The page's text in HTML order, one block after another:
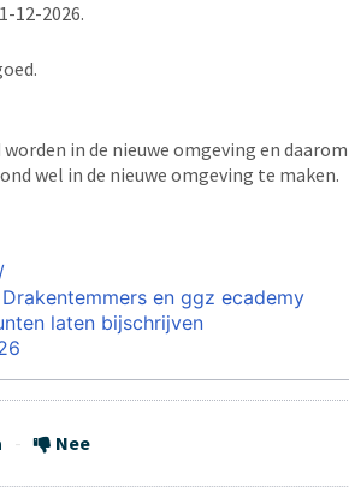
12-2026.
in de nieuwe omgeving en
wel in de nieuwe omgeving te maken.
en ggz ecademy
laten bijschrijven
Nee